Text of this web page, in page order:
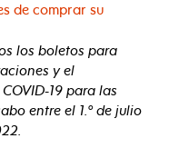
de comprar su
los boletos para
y el
19 para las
entre el 1.º de julio